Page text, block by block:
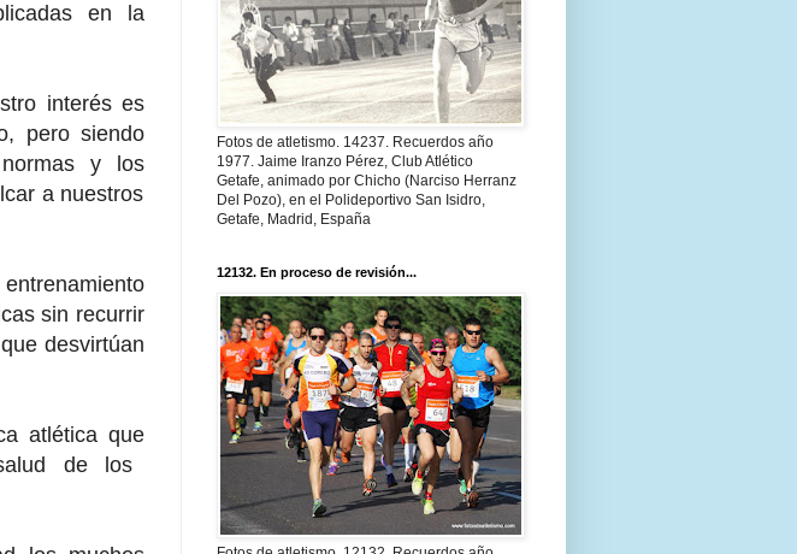
en la
interés es
pero siendo
y los
anuestros
sin recurrir
desvirtúan
atlética que
de los
Fotos de atletismo. 14237. Recuerdos año
1977. Jaime Iranzo Pérez, Club Atlético
Getafe, animado por Chicho (Narciso Herranz
Del Pozo), en el Polideportivo San Isidro,
Getafe, Madrid, España
12132. En proceso de revisión...